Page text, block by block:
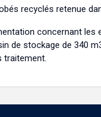
recyclés retenue
concernant
de stockage de 340
traitement.